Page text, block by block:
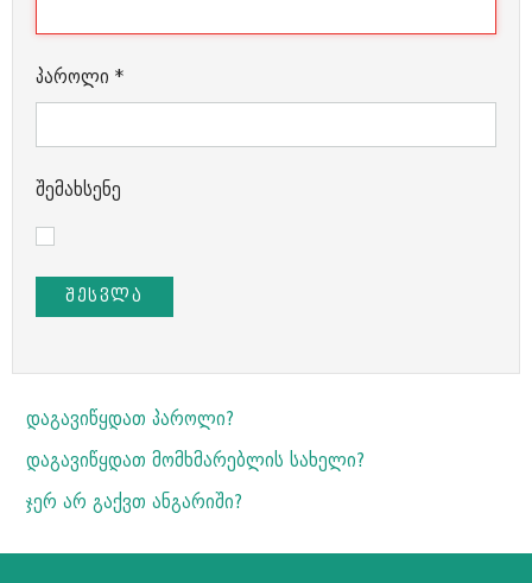
პაროლი *
შემახსენე
ᲨᲔᲡᲕᲚᲐ
დაგავიწყდათ პაროლი?
დაგავიწყდათ მომხმარებლის სახელი?
ჯერ არ გაქვთ ანგარიში?